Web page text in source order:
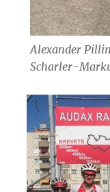
Alexander
Scharler-